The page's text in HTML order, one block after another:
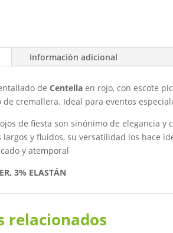
Información adicional
de Centella en rojo, con escote
de cremallera. Ideal para eventos
de fiesta son sinónimo de elegancia
largos y fluidos, su versatilidad los hace
y atemporal
3% ELASTÁN
relacionados